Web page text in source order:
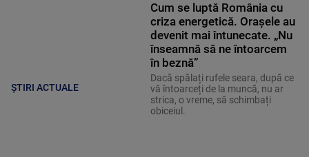
ȘTIRI ACTUALE
Cum se luptă România cu
criza energetică. Orașele au
devenit mai întunecate. „Nu
înseamnă să ne întoarcem
în beznă”
Dacă spălați rufele seara, după ce
vă întoarceți de la muncă, nu ar
strica, o vreme, să schimbați
obiceiul.